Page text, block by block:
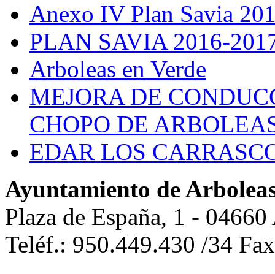
Anexo IV Plan Savia
PLAN SAVIA 2016-
Arboleas en Verde
MEJORA DE
CHOPO DE
EDAR LOS
Ayuntamiento de
Plaza de España, 1 -
Teléf.: 950.449.430 /34